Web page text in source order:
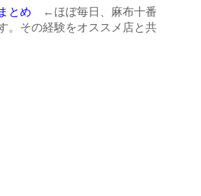
とめ ←ほぼ毎日、麻布十番
。その経験をオススメ店と共